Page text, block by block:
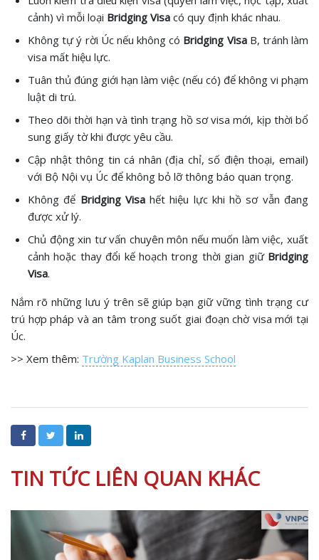
cảnh) vì mỗi loại Bridging Visa có quy định khác nhau.
Không tự ý rời Úc nếu không có Bridging VisaB, tránh làm
visa mất hiệu lực.
Tuân thủ đúng giới hạn làm việc (nếu có) để không vi phạm
luật di trú.
Theo dõi thời hạn và tình trạng hồ sơ visa mới, kịp thời bổ
sung giấy tờ khi được yêu cầu.
Cập nhật thông tin cá nhân (địa chỉ, số điện thoại, email)
với Bộ Nội vụ Úc để không bỏ lỡ thông báo quan trọng.
Không để Bridging Visahết hiệu lực khi hồ sơ vẫn đang
được xử lý.
Chủ động xin tư vấn chuyên môn nếu muốn làm việc, xuất
cảnh hoặc thay đổi kế hoạch trong thời gian giữ Bridging
Visa.
Nắm rõ những lưu ý trên sẽ giúp bạn giữ vững tình trạng cư
trú hợp pháp và an tâm trong suốt giai đoạn chờ visa mới tại
Úc.
>> Xem thêm: Trường Kaplan Business School
TIN TỨC LIÊN QUAN KHÁC